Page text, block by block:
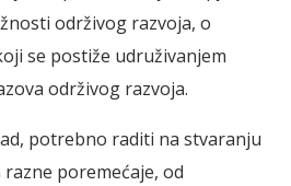
održivog razvoja, o
se postiže udruživanjem
održivog razvoja.
potrebno raditi na stvaranju
poremećaje, od